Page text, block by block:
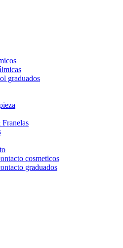
graduados
cosmeticos
graduados